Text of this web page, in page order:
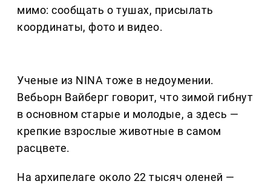
мимо: сообщать о тушах, присылать
координаты, фото и видео.
Ученые из NINA тоже в недоумении.
Вебьорн Вайберг говорит, что зимой гибнут
в основном старые и молодые, а здесь —
крепкие взрослые животные в самом
расцвете.
На архипелаге около 22 тысяч оленей —